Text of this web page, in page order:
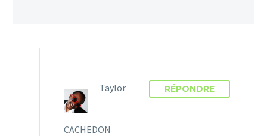
Taylor
CACHEDON
RÉPONDRE